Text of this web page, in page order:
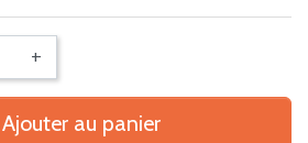
+
Ajouter au panier